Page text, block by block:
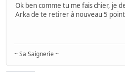
Ok ben comme tu me fais chier, je
Arka de te retirer à nouveau 5
~ Sa Saignerie ~